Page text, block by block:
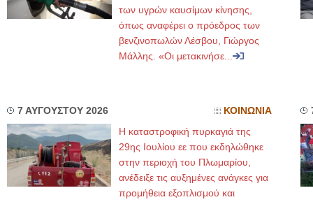
των υγρών καυσίμων κίνησης,
όπως αναφέρει ο πρόεδρος των
βενζινοπωλών Λέσβου, Γιώργος
Μάλλης. «Οι μετακινήσε...
7 ΑΥΓΟΥΣΤΟΥ 2026 ΚΟΙΝΩΝΙΑ
Η καταστροφική πυρκαγιά της
29ης Ιουλίου εε που εκδηλώθηκε
στην περιοχή του Πλωμαρίου,
ανέδειξε τις αυξημένες ανάγκες για
προμήθεια εξοπλισμού και